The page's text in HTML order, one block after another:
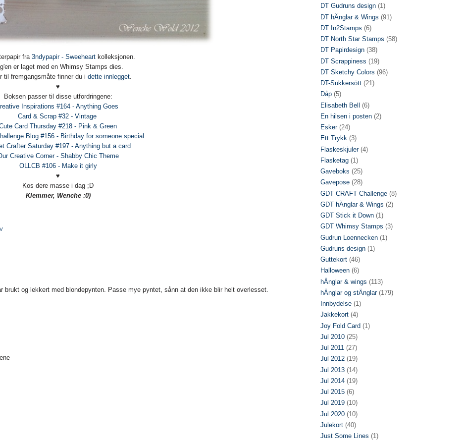
fra 3ndypapir - Sweeheart kolleksjonen.
er laget med en Whimsy Stamps dies.
til fremgangsmåte finner du i dette innlegget.
♥
Boksen passer til disse utfordringene:
Inspirations #164 - Anything Goes
Card & Scrap #32 - Vintage
Card Thursday #218 - Pink & Green
Blog #156 - Birthday for someone special
Crafter Saturday #197 - Anything but a card
Creative Corner - Shabby Chic Theme
OLLCB #106 - Make it girly
♥
Kos dere masse i dag ;D
Klemmer, Wenche :0)
brukt og lekkert med blondepynten. Passe mye pyntet, sånn at den ikke blir helt overlesset.
DT Gudruns design (1)
DT hÄnglar & Wings (91)
DT In2Stamps (6)
DT North Star Stamps (58)
DT Papirdesign (38)
DT Scrappiness (19)
DT Sketchy Colors (96)
DT-Sukkersött (21)
Dåp (5)
Elisabeth Bell (6)
En hilsen i posten (2)
Esker (24)
Ett Trykk (3)
Flaskeskjuler (4)
Flasketag (1)
Gaveboks (25)
Gavepose (28)
GDT CRAFT Challenge (8)
GDT hÄnglar & Wings (2)
GDT Stick it Down (1)
GDT Whimsy Stamps (3)
Gudrun Loennecken (1)
Gudruns design (1)
Guttekort (46)
Halloween (6)
hÄnglar & wings (113)
hÄnglar og stÄnglar (179)
Innbydelse (1)
Jakkekort (4)
Joy Fold Card (1)
Jul 2010 (25)
Jul 2011 (27)
Jul 2012 (19)
Jul 2013 (14)
Jul 2014 (19)
Jul 2015 (6)
Jul 2019 (10)
Jul 2020 (10)
Julekort (40)
Just Some Lines (1)